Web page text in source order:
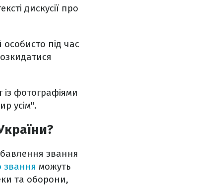
дискусії про
під час
із фотографіями
усім".
звання
звання можуть
та оборони,